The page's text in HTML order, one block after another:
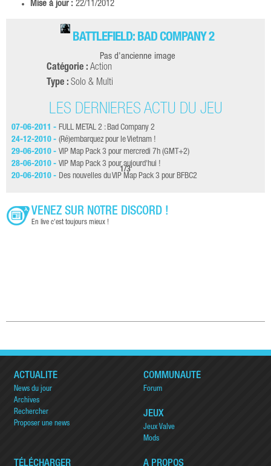
Mise à jour : 22/11/2012
BATTLEFIELD: BAD COMPANY 2
Pas d'ancienne image
Catégorie : Action
Type : Solo & Multi
LES DERNIÈRES ACTU DU JEU
07-06-2011 - FULL METAL 2 : Bad Company 2
24-12-2010 - (Ré)embarquez pour le Vietnam !
29-06-2010 - VIP Map Pack 3 pour mercredi 7h (GMT+2)
28-06-2010 - VIP Map Pack 3 pour aujourd'hui !
20-06-2010 - Des nouvelles du VIP Map Pack 3 pour BFBC2
1/3
VENEZ SUR NOTRE DISCORD !
En live c'est toujours mieux !
ACTUALITÉ
News du jour
Archives
Rechercher
Proposer une news
COMMUNAUTÉ
Forum
JEUX
Jeux Valve
Mods
TÉLÉCHARGER A PROPOS